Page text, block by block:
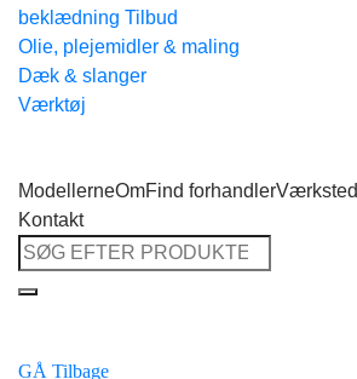
beklædning
Olie, plejemidler & maling
Dæk & slanger
Værktøj
ModellerneOmFind forhandlerVærksted
Kontakt
Søg
efter:
GÅ Tilbage